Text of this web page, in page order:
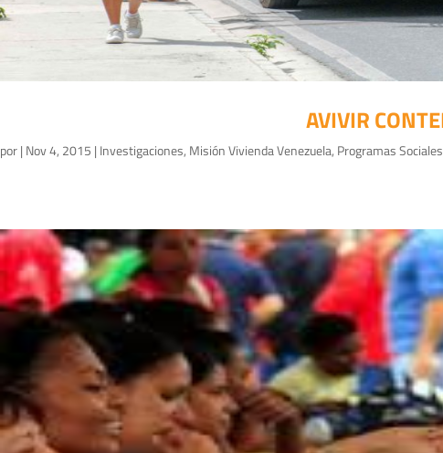
AVIVIR
por| Nov 4, 2015 | Investigaciones, Misión Vivienda Venezuela, Programas Sociales